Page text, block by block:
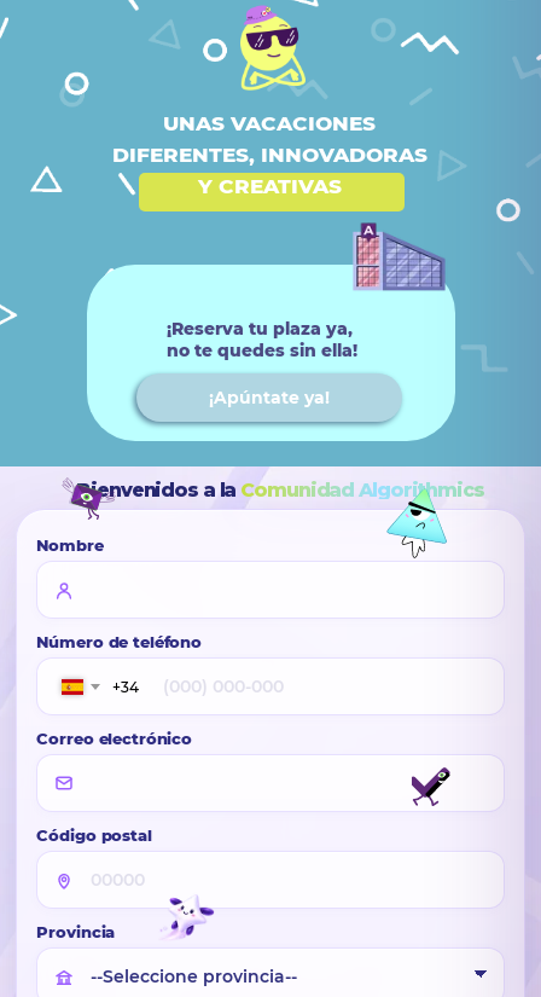
UNAS VACACIONES
DIFERENTES, INNOVADORAS
Y CREATIVAS
¡Apúntate ya!
¡Reserva tu plaza ya,
no te quedes sin ella!
Bienvenidos a la Comunidad Algorithmics
Nombre
Número de teléfono
+34
Correo electrónico
Código postal
Provincia